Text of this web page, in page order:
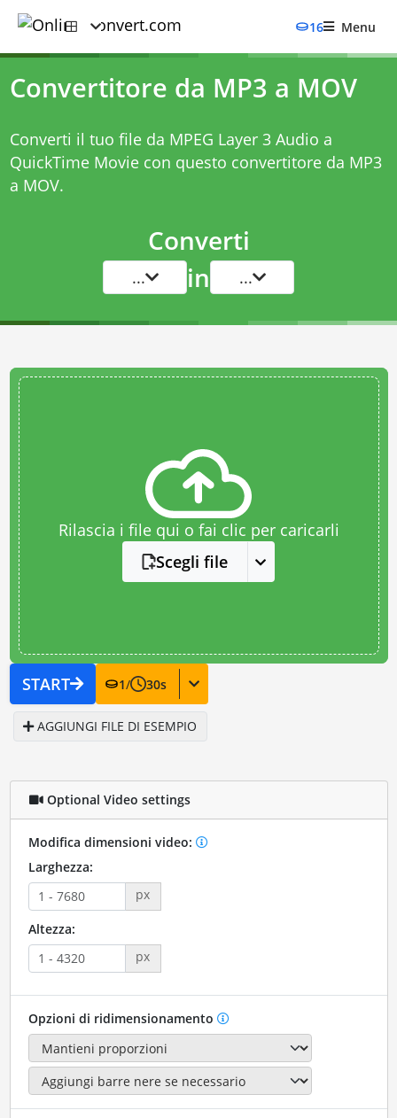
16 Menu
Convertitore da MP3 a MOV
Converti il tuo file da MPEG Layer 3 Audio a
QuickTime Movie con questo convertitore da MP3
a MOV.
Converti
... in ...
Rilascia i file qui o fai clic per caricarli
Scegli file
START 1/ 30s
AGGIUNGI FILE DI ESEMPIO
Optional Video settings
Modifica dimensioni video:
Larghezza:
px
Altezza:
px
Opzioni di ridimensionamento